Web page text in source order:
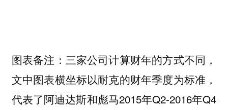
图表备注：三家公司计算财年的方式不同，
文中图表横坐标以耐克的财年季度为标准，
代表了阿迪达斯和彪马2015年Q2-2016年Q4